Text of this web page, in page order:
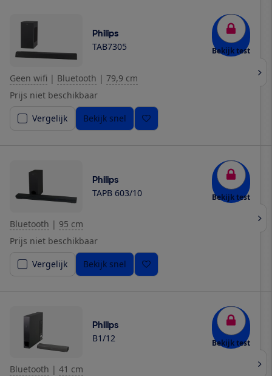
Philips
TAB7305 Bekijk test
Geen wifi | Bluetooth | 79,9 cm
Prijs niet beschikbaar
Vergelijk
Bekijk snel
Philips
TAPB 603/10 Bekijk test
Bluetooth | 95 cm
Prijs niet beschikbaar
Vergelijk
Bekijk snel
Philips
B1/12 Bekijk test
Bluetooth | 41 cm